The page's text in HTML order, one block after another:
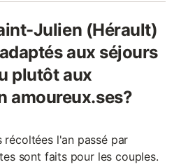
Julien (Hérault)
aux séjours
plutôt aux
amoureux.ses?
récoltées l'an passé par
sont faits pour les couples.